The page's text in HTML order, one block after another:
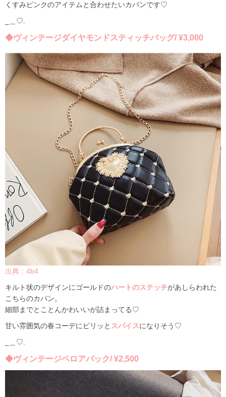
くすみピンクのアイテムと合わせたいカバンです♡
＿♡.
◆ヴィンテージダイヤモンドスティッチバッグ/ ¥3,000
出典：4b4
キルト状のデザインにゴールドのハートのステッチがあしらわれた
こちらのカバン。
細部までとことんかわいいが詰まってる♡
甘い雰囲気の春コーデにピリッと スパイスになりそう♡
＿♡.
◆ヴィンテージベロアバック/ ¥2,500